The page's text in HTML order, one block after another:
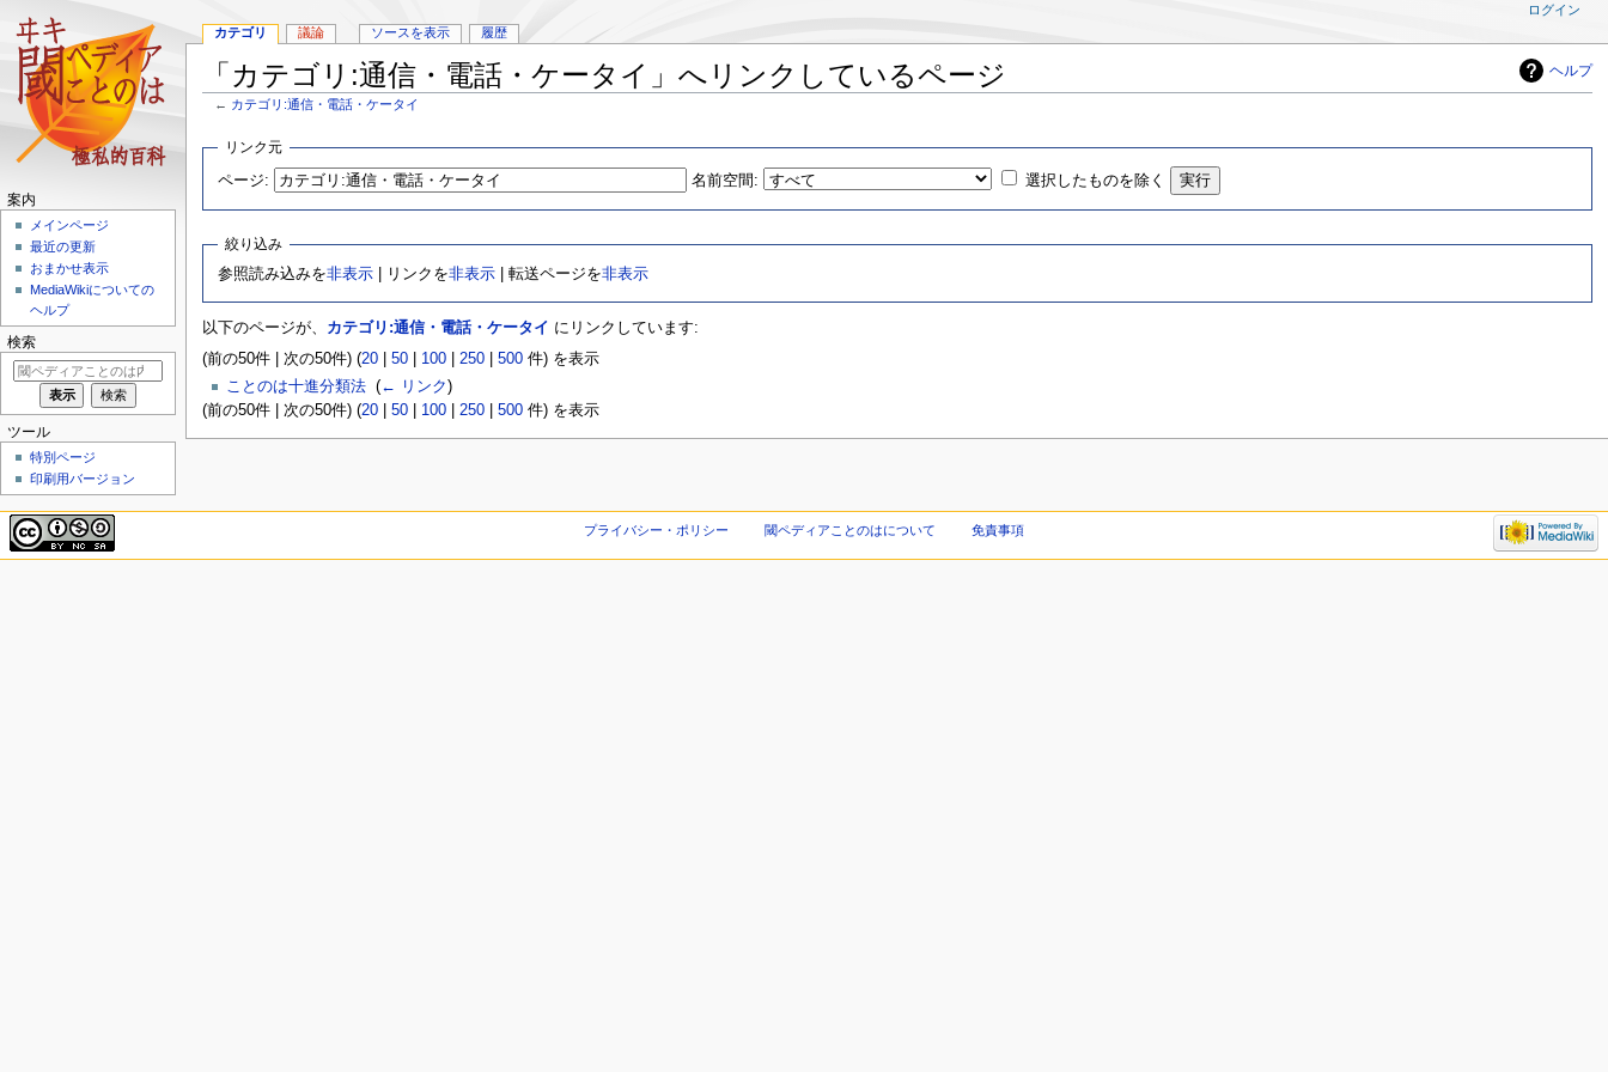
ヘルプ
「カテゴリ:通信・電話・ケータイ」へリンクしているページ
← カテゴリ:通信・電話・ケータイ
ー
移
移
リンク元
ページ: 名前空間: 選択したものを除く
絞り込み
参照読み込みを非表示 | リンクを非表示 | 転送ページを非表示
以下のページが、 カテゴリ:通信・電話・ケータイ にリンクしています:
(前の50件 | 次の50件) (20| 50| 100| 250| 500件) を表示
ことのは十進分類法‎ (← リンク)
(前の50件 | 次の50件) (20| 50| 100| 250| 500件) を表示
カテゴリ 議論 ソースを表示 履歴
ログイン
案内
メインページ
最近の更新
おまかせ表示
MediaWikiについての
ヘルプ
検索
ツール
特別ページ
印刷用バージョン
プライバシー・ポリシー 閾ペディアことのはについて 免責事項